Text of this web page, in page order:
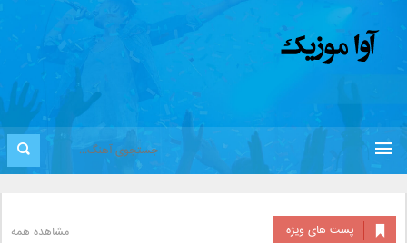
پست های ویژه مشاهده همه